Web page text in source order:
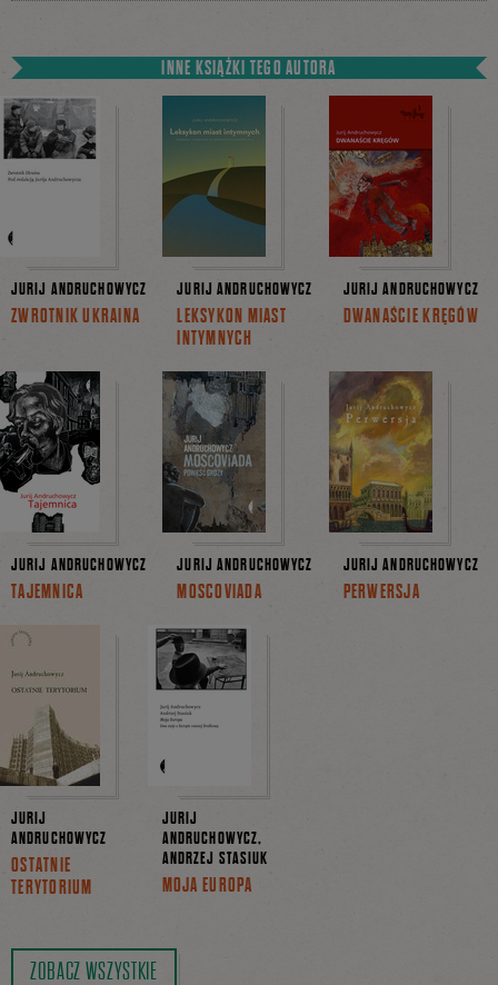
INNE KSIĄŻKI TEGO AUTORA
JURIJ ANDRUCHOWYCZ
ZWROTNIK UKRAINA
JURIJ ANDRUCHOWYCZ
LEKSYKON MIAST
INTYMNYCH
JURIJ ANDRUCHOWYCZ
DWANAŚCIE KRĘGÓW
JURIJ ANDRUCHOWYCZ
TAJEMNICA
JURIJ ANDRUCHOWYCZ
MOSCOVIADA
JURIJ ANDRUCHOWYCZ
PERWERSJA
JURIJ
ANDRUCHOWYCZ
OSTATNIE
TERYTORIUM
JURIJ
ANDRUCHOWYCZ,
ANDRZEJ STASIUK
MOJA EUROPA
ZOBACZ WSZYSTKIE